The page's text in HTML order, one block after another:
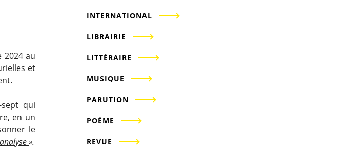
2024 au
et
qui
en un
le
».
INTERNATIONAL
LIBRAIRIE
LITTÉRAIRE
MUSIQUE
PARUTION
POÈME
REVUE